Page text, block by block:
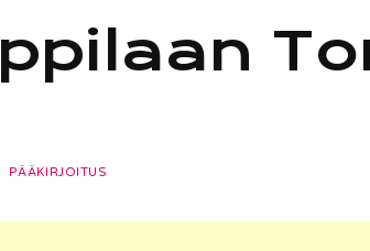
PÄÄKIRJOITUS